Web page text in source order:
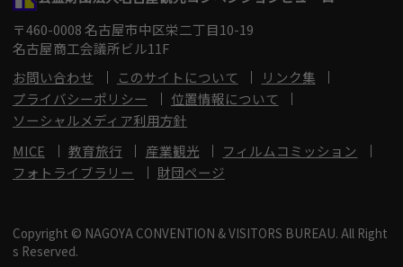
〒460-0008 名古屋市中区栄二丁目10-19
名古屋商工会議所ビル11F
お問い合わせ
このサイトについて
リンク集
プライバシーポリシー
位置情報について
ソーシャルメディア利用方針
MICE
教育旅行 産業観光
フィルムコミッション
フォトライブラリー
財団ページ
Copyright © NAGOYA CONVENTION & VISITORS BUREAU. All Right
s Reserved.